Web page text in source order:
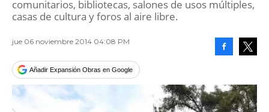
comunitarios, bibliotecas, salones de usos múltiples,
casas de cultura y foros al aire libre.
jue 06 noviembre 2014 04:08 PM
Añadir Expansión Obras en Google